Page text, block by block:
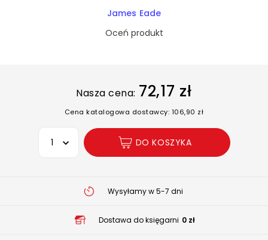
James Eade
Oceń produkt
Nasza cena: 72,17 zł
Cena katalogowa dostawcy: 106,90 zł
Wybierz opcję
DO KOSZYKA
Wysyłamy w 5-7 dni
Dostawa do księgarni 0 zł